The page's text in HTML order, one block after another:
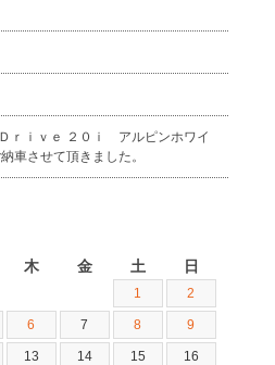
ｒｉｖｅ ２０ｉ アルピンホワイ
車させて頂きました。
木 金 土 日
1 2
6 7 8 9
13 14 15 16